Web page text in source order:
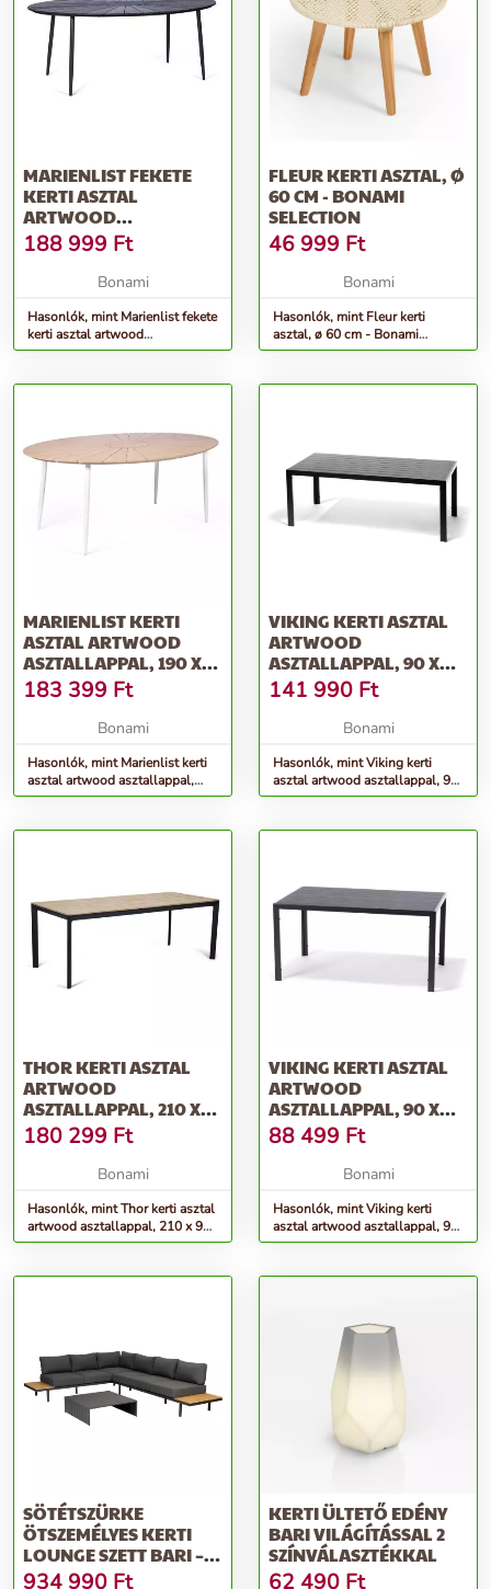
MARIENLIST FEKETE
KERTI ASZTAL
ARTWOOD
ASZTALLAPPAL, 190 X
115 CM - BONAMI
SELECTION
188 999 Ft
Bonami
Hasonlók, mint Marienlist fekete
kerti asztal artwood
asztallappal, 190 x 115 cm -
FLEUR KERTI ASZTAL, Ø
60 CM - BONAMI
SELECTION
46 999 Ft
Bonami
Hasonlók, mint Fleur kerti
asztal, ø 60 cm - Bonami
Selection
MARIENLIST KERTI
ASZTAL ARTWOOD
ASZTALLAPPAL, 190 X
115 CM - BONAMI
SELECTION
183 399 Ft
Bonami
Hasonlók, mint Marienlist kerti
asztal artwood asztallappal,
190 x 115 cm - Bonami
VIKING KERTI ASZTAL
ARTWOOD
ASZTALLAPPAL, 90 X
205 CM - BONAMI
SELECTION
141 990 Ft
Bonami
Hasonlók, mint Viking kerti
asztal artwood asztallappal, 90
x 205 cm - Bonami Selection
THOR KERTI ASZTAL
ARTWOOD
ASZTALLAPPAL, 210 X
90 CM - BONAMI
SELECTION
180 299 Ft
Bonami
Hasonlók, mint Thor kerti asztal
artwood asztallappal, 210 x 90
cm - Bonami Selection
VIKING KERTI ASZTAL
ARTWOOD
ASZTALLAPPAL, 90 X
150 CM - BONAMI
SELECTION
88 499 Ft
Bonami
Hasonlók, mint Viking kerti
asztal artwood asztallappal, 90
x 150 cm - Bonami Selection
SÖTÉTSZÜRKE
ÖTSZEMÉLYES KERTI
LOUNGE SZETT BARI –
EXOTAN
934 990 Ft
KERTI ÜLTETŐ EDÉNY
BARI VILÁGÍTÁSSAL 2
SZÍNVÁLASZTÉKKAL
62 490 Ft